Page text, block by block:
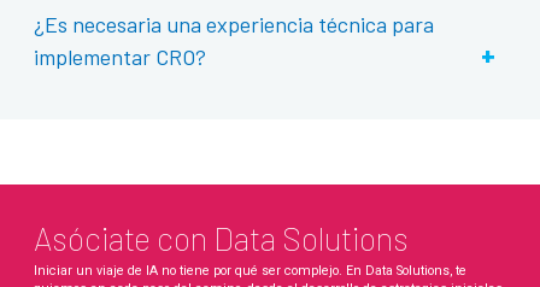
¿Es necesaria una experiencia técnica para
implementar CRO?
+
Asóciate con Data Solutions
Iniciar un viaje de IA no tiene por qué ser complejo. En Data Solutions, te